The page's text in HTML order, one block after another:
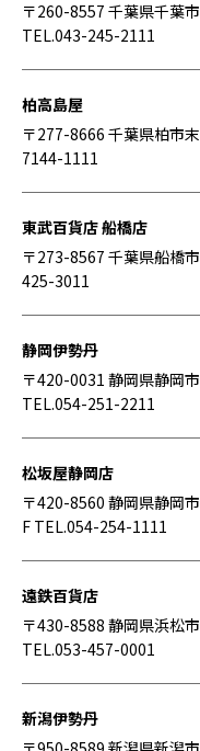
〒260-8557 千葉県千葉
TEL.043-245-2111
柏高島屋
〒277-8666 千葉県柏市
7144-1111
東武百貨店 船橋店
〒273-8567 千葉県船橋
425-3011
静岡伊勢丹
〒420-0031 静岡県静岡
TEL.054-251-2211
松坂屋静岡店
〒420-8560 静岡県静岡
F TEL.054-254-1111
遠鉄百貨店
〒430-8588 静岡県浜松
TEL.053-457-0001
新潟伊勢丹